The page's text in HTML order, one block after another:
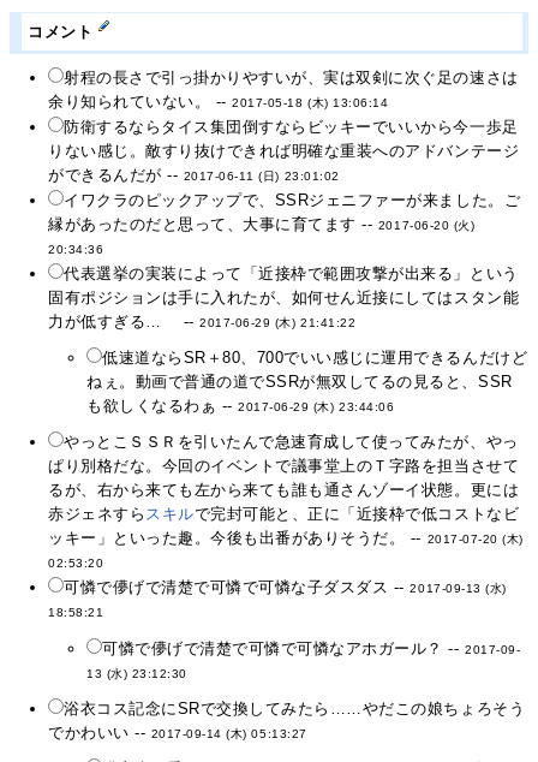
コメント
射程の長さで引っ掛かりやすいが、実は双剣に次ぐ足の速さは
余り知られていない。 --2017-05-18 (木) 13:06:14
防衛するならタイス集団倒すならビッキーでいいから今一歩足
りない感じ。敵すり抜けできれば明確な重装へのアドバンテージ
ができるんだが -- 2017-06-11 (日) 23:01:02
イワクラのピックアップで、SSRジェニファーが来ました。ご
縁があったのだと思って、大事に育てます -- 2017-06-20 (火)
20:34:36
代表選挙の実装によって「近接枠で範囲攻撃が出来る」という
固有ポジションは手に入れたが、如何せん近接にしてはスタン能
力が低すぎる… --2017-06-29 (木) 21:41:22
低速道ならSR＋80、700でいい感じに運用できるんだけど
ねぇ。動画で普通の道でSSRが無双してるの見ると、SSR
も欲しくなるわぁ --2017-06-29 (木) 23:44:06
やっとこＳＳＲを引いたんで急速育成して使ってみたが、やっ
ぱり別格だな。今回のイベントで議事堂上のＴ字路を担当させて
るが、右から来ても左から来ても誰も通さんゾーイ状態。更には
赤ジェネすら スキルで完封可能と、正に「近接枠で低コストなビ
ッキー」といった趣。今後も出番がありそうだ。 -- 2017-07-20 (木)
02:53:20
可憐で儚げで清楚で可憐で可憐な子ダスダス --2017-09-13 (水)
18:58:21
可憐で儚げで清楚で可憐で可憐なアホガール？ -- 2017-09-
13 (水) 23:12:30
浴衣コス記念にSRで交換してみたら……やだこの娘ちょろそう
でかわいい -- 2017-09-14 (木) 05:13:27